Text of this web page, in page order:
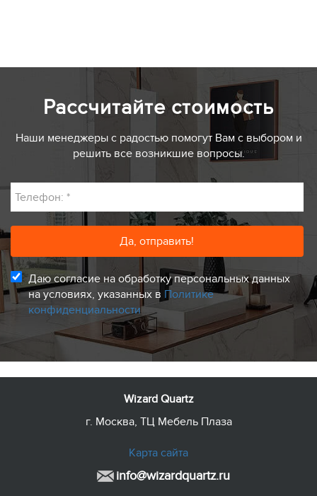
Рассчитайте стоимость
Наши менеджеры с радостью помогут Вам с выбором и
решить все возникшие вопросы.
Телефон: *
Даю согласие на обработку персональных данных
на условиях, указанных в Политике
конфиденциальности
Wizard Quartz
г. Москва, ТЦ Мебель Плаза
Карта сайта
info@wizardquartz.ru